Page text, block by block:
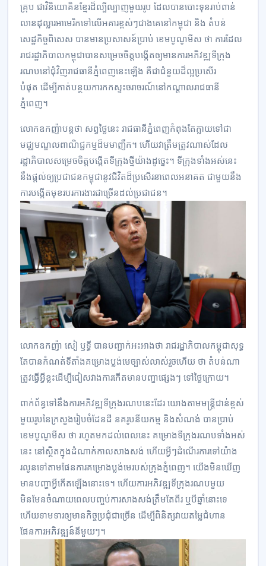
គ្រុប ជា​វិនិយោគិន​ខ្មែរ​ដ៏​ល្បីល្បាញ​មួយ​រូប ដែល​បាន​បោះទុន​រាប់​ពាន់​
លាន​ដុល្លារ​អាមេរិក​ទៅ​លើ​អគារ​ខ្ពស់ៗ​ជាង​គេ​នៅ​កម្ពុជា និង តំបន់​
សេដ្ឋកិច្ច​ពិសេស បាន​មាន​ប្រសាសន៍​បា្រប់ ខេមបូណូមីស ថា ការ​ដែល​
រាជ​រដ្ឋាភិបាល​កម្ពុជា​បាន​សម្រេច​ចិត្ត​បង្កើត​ឲ្យ​មាន​ការ​អភិវឌ្ឍ​ទីក្រុង​
រណប​នៅ​ជុំវិញ​រាជ​ធានី​ភ្នំពេញ​នេះ​ឡើង គឺ​ជា​ជំនួយ​ដ៏​ល្អ​ប្រសើរ​
បំផុត ដើម្បី​កាត់​បន្ថយ​ការ​កក​ស្ទះ​ចរាចរណ៍​នៅ​កណ្តាល​រាជ​ធានី​
ភ្នំពេញ។
លោក​ឧកញ៉ា​បន្តថា សព្វ​ថ្ងៃ​នេះ រាជ​ធានី​ភ្នំពេញ​កំពុង​តែ​ក្លាយ​ទៅ​ជា​
មជ្ឈមណ្ឌល​ពាណិជ្ជកម្ម​ដ៏​មមាញឹក។ ហើយ​វា​ត្រឹមត្រូវ​ណាស់​ដែល​
រដ្ឋាភិបាល​សម្រេច​ចិត្ត​បង្កើត​ទីក្រុង​ថ្មី​យ៉ាង​ដូច្នេះ។ ទីក្រុង​ទាំង​អស់​នេះ
នឹង​​ផ្តល់​ឲ្យ​ប្រជាជន​កម្ពុជា​នូវ​ជីវិត​ដ៏​ប្រសើរ​នា​ពេល​អនាគត ជាមួយ​នឹង​
ការ​បង្កើត​មុខរបរ​ការងារ​ជា​ច្រើន​ដល់​ប្រជាជន។
លោក​ឧកញ៉ា សៀ ឫទ្ធី បាន​បញ្ជាក់​អះអាង​ថា រាជ​រដ្ឋាភិបាល​កម្ពុជា​សុទ្ធ​
តែ​បាន​កំណត់​ទីតាំង​គម្រោង​ប្លង់​មេ​ច្បាស់​លាស់​រួច​ហើយ ថា តំបន់​ណា​
ត្រូវ​ធ្វើ​អ្វី​ខ្លះ​ដើម្បី​ជៀសវាង​ការ​កើត​មាន​បញ្ហា​ផ្សេងៗ ទៅ​ថ្ងៃ​ក្រោយ។
ពាក់ព័ន្ធ​ទៅ​នឹង​ការ​អភិវឌ្ឍ​ទីក្រុង​រណប​នេះ​ដែរ យោង​តាម​មន្ត្រី​ជាន់​ខ្ពស់​
មួយ​រូប​នៃ​ក្រសួង​រៀបចំ​ដែនដី នគរូបនីយ​កម្ម និង​សំណង់ បាន​ប្រាប់
ខេមបូណូមីស ថា រហូត​មក​ដល់​ពេលនេះ គម្រោង​ទីក្រុង​រណប​ទាំង​អស់​
នេះ នៅ​ស្ថិត​ក្នុង​ដំណាក់​កាល​សាង​សង់ ហើយ​អ្វីៗ​ដំណើរការ​ទៅ​យ៉ាង​
រលូន​ទៅ​តាម​ផែនការ​គម្រោង​ប្លង់​មេ​របស់​ក្រុង​ភ្នំពេញ។ យើង​មិន​ឃើញ​
មាន​បញ្ហា​អ្វី​កើត​ឡើង​នោះ​ទេ។ ហើយ​ការ​អភិវឌ្ឍ​ទីក្រុង​រណប​មួយ
មិនមែន​ចំណាយ​ពេល​បញ្ចប់​ការ​សាងសង់​ត្រឹម​តែ​ពីរ ឬ​បី​ឆ្នាំ​នោះ​ទេ
ហើយ​ទាមទារ​ឲ្យ​មាន​កិច្ច​ប្រជុំ​ជា​ច្រើន ដើម្បី​ពិនិត្យ​វាយ​តម្លៃ​ជំហាន​
ផែនការ​អភិវឌ្ឍន៍​នីមួយៗ។